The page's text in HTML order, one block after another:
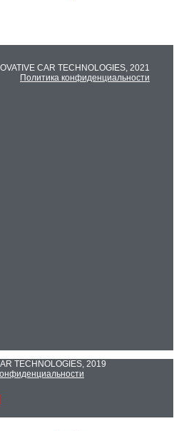
CAR TECHNOLOGIES, 2021
Политика конфиденциальности
TECHNOLOGIES, 2019